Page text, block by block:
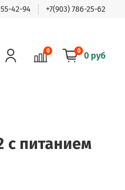
42-94 +7(903) 786-25-62
0 0 0 руб
питанием